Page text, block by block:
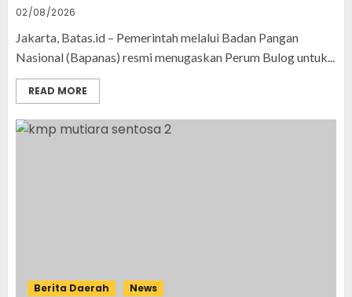
02/08/2026
Jakarta, Batas.id – Pemerintah melalui Badan Pangan
Nasional (Bapanas) resmi menugaskan Perum Bulog untuk...
READ MORE
Berita Daerah News